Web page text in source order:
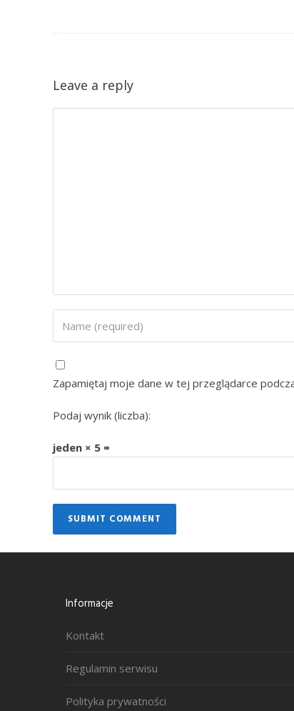
Leave a reply
Zapamiętaj moje dane w tej przeglądarce
Podaj wynik (liczba):
jeden × 5 =
Informacje
Kontakt
Regulamin serwisu
Polityka prywatności